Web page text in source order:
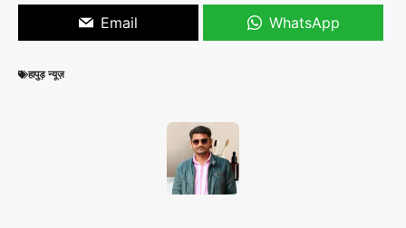
Email WhatsApp
हापुड़ न्यूज़